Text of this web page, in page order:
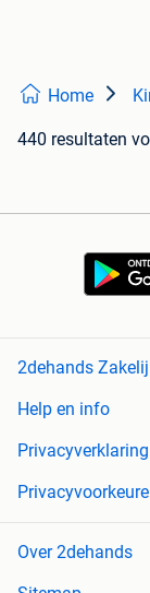
Home
440 resultaten
2dehands
Help en info
Privacyverklaring
Over 2dehands